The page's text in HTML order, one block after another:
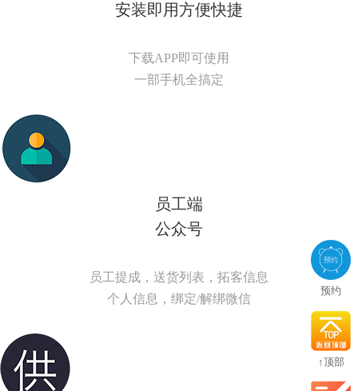
安装即用方便快捷
下载APP即可使用
一部手机全搞定
员工端
公众号
员工提成，送货列表，拓客信息
个人信息，绑定/解绑微信
预约
↑顶部